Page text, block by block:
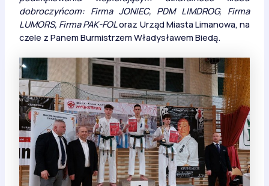
dobroczyńcom: Firma JONIEC, PDM LIMDROG, Firma
LUMORS, Firma PAK-FOLoraz Urząd Miasta Limanowa, na
czele z Panem Burmistrzem Władysławem Biedą.